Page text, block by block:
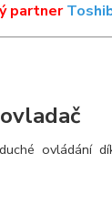
partner
ovládání